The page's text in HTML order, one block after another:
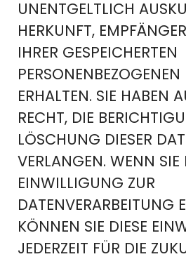
UNENTGELTLICH
HERKUNFT,
IHRER GESPEICHERTEN
ERHALTEN. SIE HABEN
ECHT, DIE
ÖSCHUNG DIESER
ERLANGEN. WENN SIE
INWILLIGUNG ZUR D
ATENVERARBEITUNG
ÖNNEN SIE DIESE
EDERZEIT FÜR DIE